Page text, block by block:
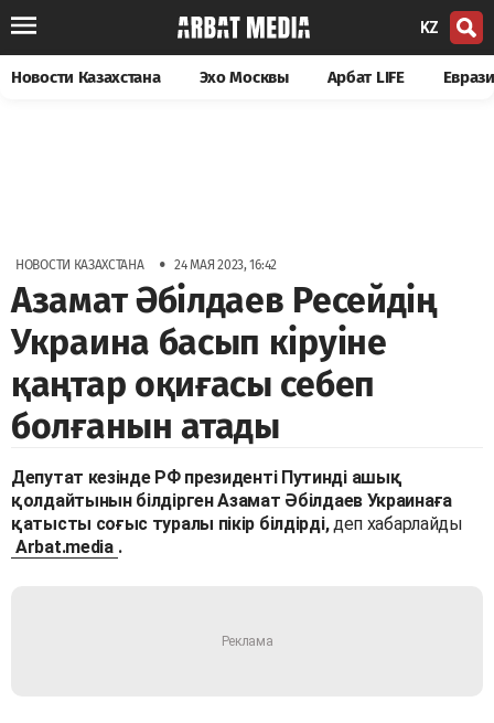
KZ
Новости Казахстана Эхо Москвы Арбат LIFE
НОВОСТИ КАЗАХСТАНА • 24 МАЯ 2023, 16:42
Азамат Әбілдаев Ресейдің
Украина басып кіруіне
қаңтар оқиғасы себеп
болғанын атады
Депутат кезінде РФ президенті Путинді ашық
қолдайтынын білдірген Азамат Әбілдаев Украинаға
қатысты соғыс туралы пікір білдірді, деп хабарлайды
Arbat.media .